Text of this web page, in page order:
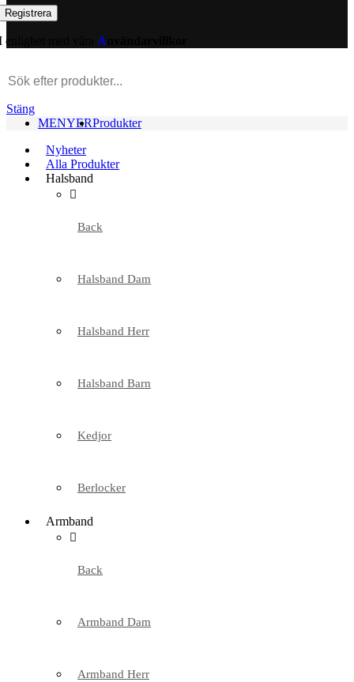
enlighet med våra A
Stäng
MENYERProdukter
Nyheter
Alla Produkter
Halsband
Back
Halsband Dam
Halsband Herr
Halsband Barn
Kedjor
Berlocker
Armband
Back
Armband Dam
Armband Herr